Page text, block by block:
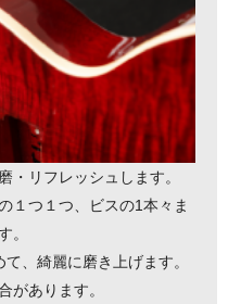
・リフレッシュします。
１つ１つ、ビスの1本々ま
。
、綺麗に磨き上げます。
があります。